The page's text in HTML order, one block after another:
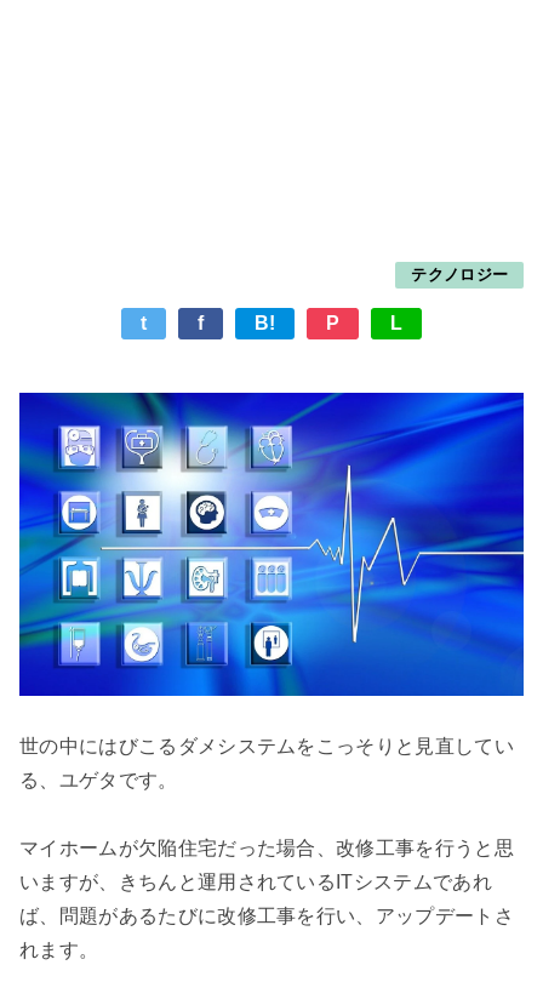
テクノロジー
t f B! P L
世の中にはびこるダメシステムをこっそりと見直してい
る、ユゲタです。
マイホームが欠陥住宅だった場合、改修工事を行うと思
いますが、きちんと運用されているITシステムであれ
ば、問題があるたびに改修工事を行い、アップデートさ
れます。